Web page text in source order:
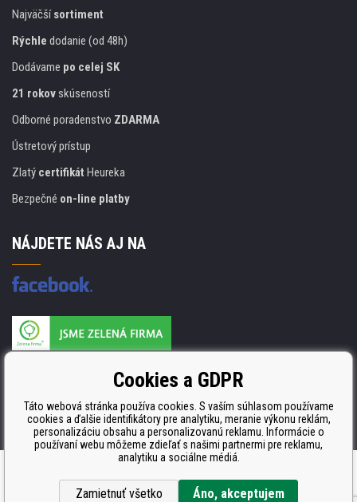
Najväčšísortiment
Rýchle dodanie (od 48h)
Dodávame po celej SK
21 rokovskúseností
Odborné poradenstvo ZDARMA
Ústretový prístup
Zlatý certifikát Heureka
Bezpečné on-line platby
NÁJDETE NÁS AJ NA
ISO 9001, ISO 14001 a STMC.
Ecommerce solutionsBINARGON.cz
Cookies a GDPR
Táto webová stránka používa cookies. S vaším súhlasom používame
cookies a ďalšie identifikátory pre analytiku, meranie výkonu reklám,
personalizáciu obsahu a personalizovanú reklamu. Informácie o
používaní webu môžeme zdieľať s našimi partnermi pre reklamu,
analytiku a sociálne médiá.
Zamietnuť všetko Áno, akceptujem